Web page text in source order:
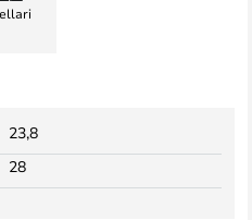
23,8
28